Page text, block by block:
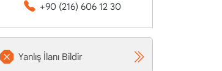
+90 (216) 606 12 30
Yanlış İlanı Bildir